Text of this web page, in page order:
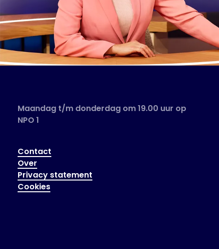
Maandag t/m donderdag om 19.00 uur op
NPO 1
Contact
Over
Privacy statement
Cookies